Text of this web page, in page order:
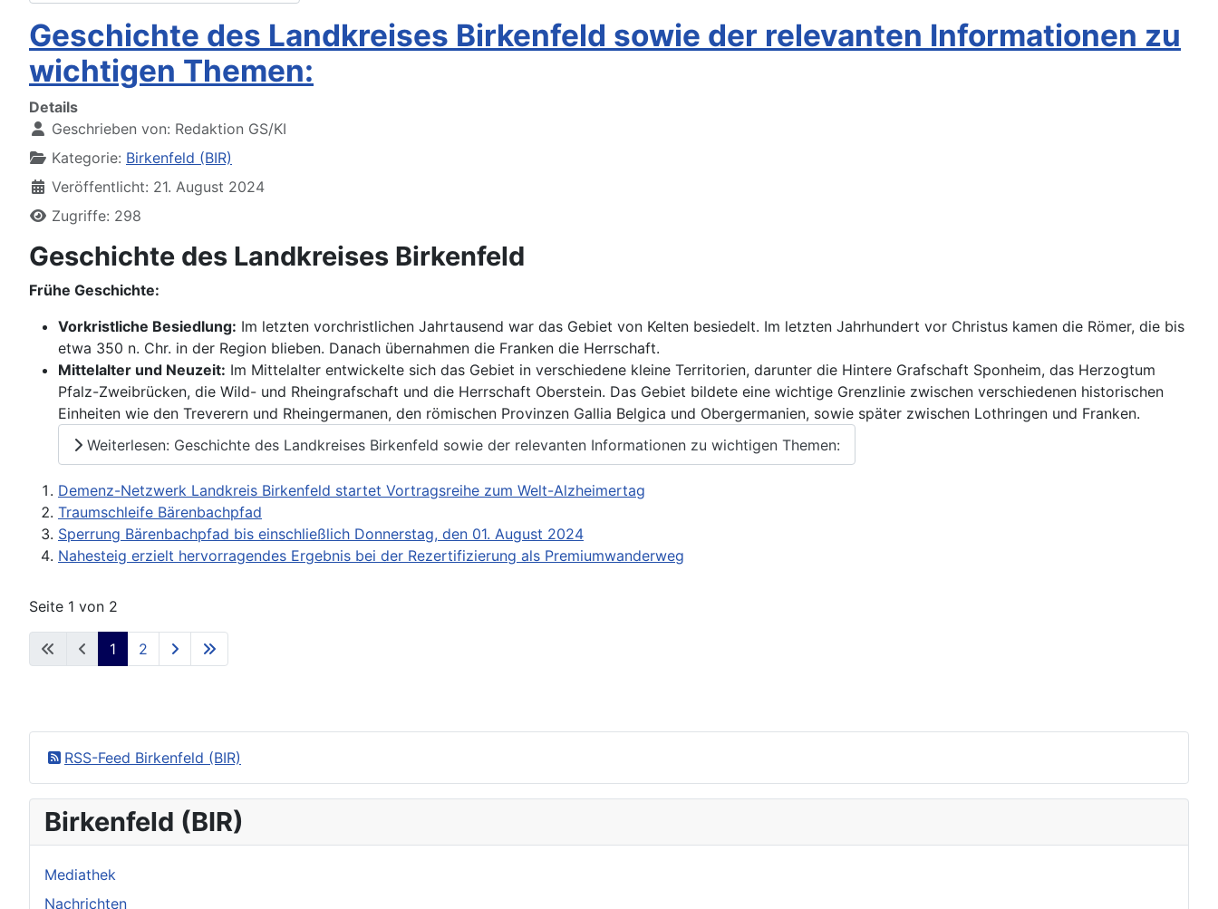
Geschichte des Landkreises Birkenfeld sowie der relevanten Informationen zu
wichtigen Themen:
Details
Geschrieben von: Redaktion GS/KI
Kategorie: Birkenfeld (BIR)
Veröffentlicht: 21. August 2024
Zugriffe: 298
Geschichte des Landkreises Birkenfeld
Frühe Geschichte:
Vorkristliche Besiedlung: Im letzten vorchristlichen Jahrtausend war das Gebiet von Kelten besiedelt. Im letzten Jahrhundert vor Christus kamen die Römer, die bis
etwa 350 n. Chr. in der Region blieben. Danach übernahmen die Franken die Herrschaft.
Mittelalter und Neuzeit: Im Mittelalter entwickelte sich das Gebiet in verschiedene kleine Territorien, darunter die Hintere Grafschaft Sponheim, das Herzogtum
Pfalz-Zweibrücken, die Wild- und Rheingrafschaft und die Herrschaft Oberstein. Das Gebiet bildete eine wichtige Grenzlinie zwischen verschiedenen historischen
Einheiten wie den Treverern und Rheingermanen, den römischen Provinzen Gallia Belgica und Obergermanien, sowie später zwischen Lothringen und Franken.
Weiterlesen: Geschichte des Landkreises Birkenfeld sowie der relevanten Informationen zu wichtigen Themen:
Demenz-Netzwerk Landkreis Birkenfeld startet Vortragsreihe zum Welt-Alzheimertag
Traumschleife Bärenbachpfad
Sperrung Bärenbachpfad bis einschließlich Donnerstag, den 01. August 2024
Nahesteig erzielt hervorragendes Ergebnis bei der Rezertifizierung als Premiumwanderweg
Seite 1 von 2
1 2
RSS-Feed Birkenfeld (BIR)
Birkenfeld (BIR)
Mediathek
Nachrichten